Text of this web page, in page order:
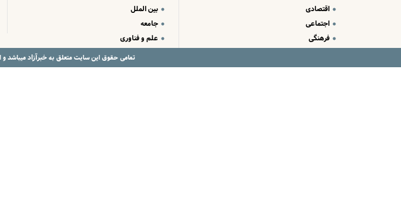
اقتصادی
اجتماعی
فرهنگی
بین الملل
جامعه
علم و فناوری
تمامی حقوق این سایت متعلق بهخبرآزادمیباشد و